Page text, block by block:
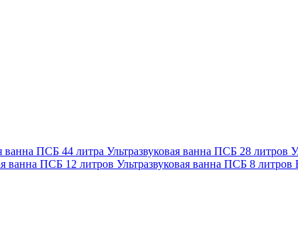
ванна ПСБ 44 литра Ультразвуковая ванна ПСБ 28 литров
ванна ПСБ 12 литров Ультразвуковая ванна ПСБ 8 литров